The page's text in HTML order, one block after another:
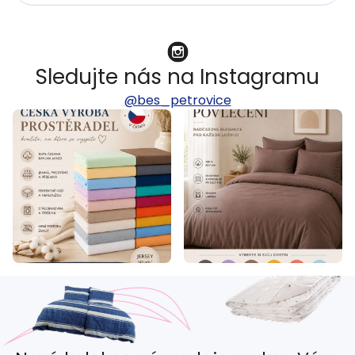
Sledujte nás na Instagramu
@bes_petrovice